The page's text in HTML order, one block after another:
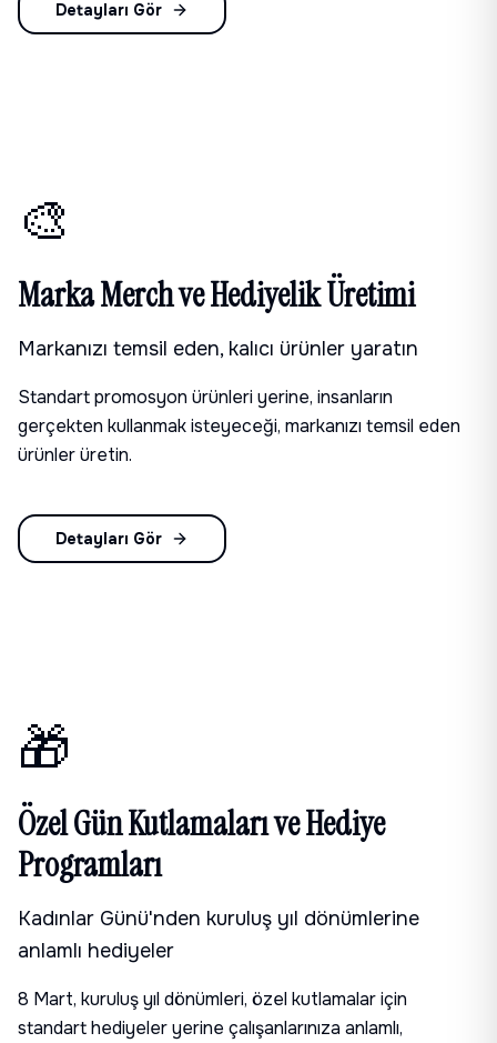
Detayları Gör
🎨
Marka Merch ve Hediyelik Üretimi
Markanızı temsil eden, kalıcı ürünler yaratın
Standart promosyon ürünleri yerine, insanların
gerçekten kullanmak isteyeceği, markanızı temsil eden
ürünler üretin.
Detayları Gör
🎁
Özel Gün Kutlamaları ve Hediye
Programları
Kadınlar Günü'nden kuruluş yıl dönümlerine
anlamlı hediyeler
8 Mart, kuruluş yıl dönümleri, özel kutlamalar için
standart hediyeler yerine çalışanlarınıza anlamlı,